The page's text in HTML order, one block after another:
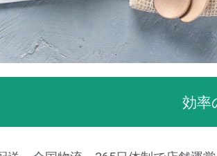
効率